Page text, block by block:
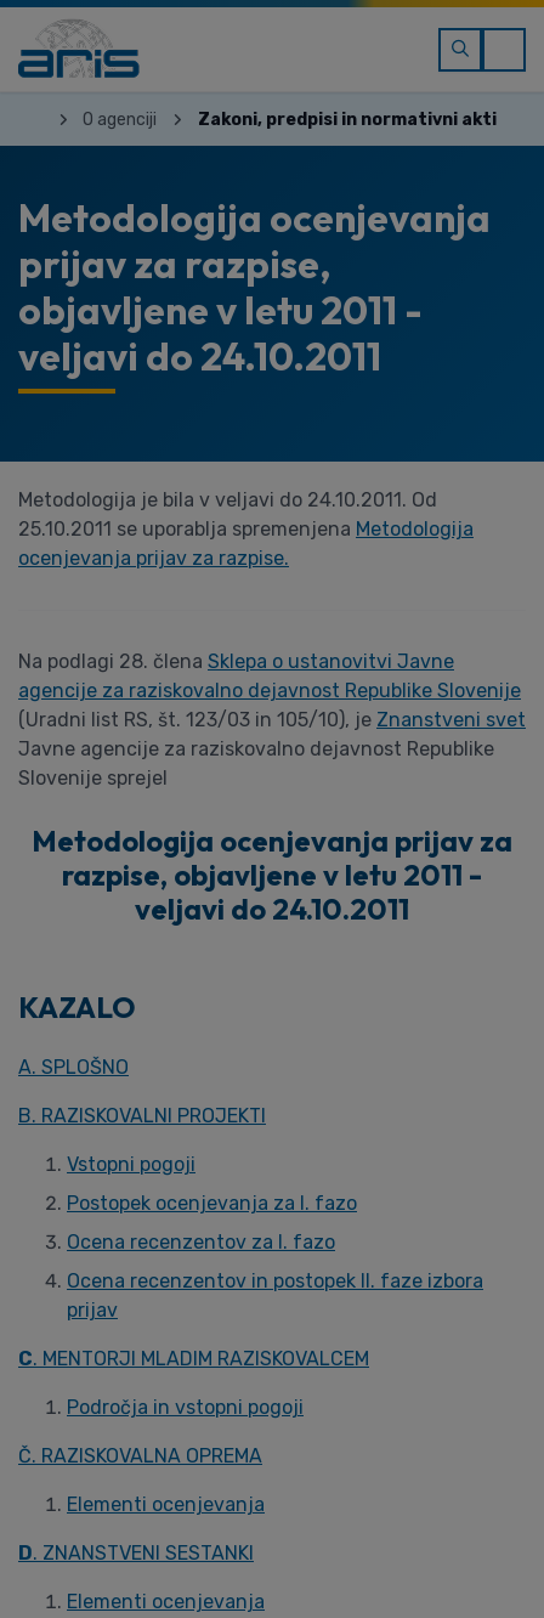
O agenciji Zakoni, predpisi in normativni akti
Metodologija ocenjevanja
prijav za razpise,
objavljene v letu 2011 -
veljavi do 24.10.2011
Metodologija je bila v veljavi do 24.10.2011. Od
25.10.2011 se uporablja spremenjena Metodologija
ocenjevanja prijav za razpise.
Na podlagi 28. člena Sklepa o ustanovitvi Javne
agencije za raziskovalno dejavnost Republike Slovenije
(Uradni list RS, št. 123/03 in 105/10), je Znanstveni svet
Javne agencije za raziskovalno dejavnost Republike
Slovenije sprejel
Metodologija ocenjevanja prijav za
razpise, objavljene v letu 2011 -
veljavi do 24.10.2011
KAZALO
A. SPLOŠNO
B. RAZISKOVALNI PROJEKTI
Vstopni pogoji
Postopek ocenjevanja za I. fazo
Ocena recenzentov za I. fazo
Ocena recenzentov in postopek II. faze izbora
prijav
C. MENTORJI MLADIM RAZISKOVALCEM
Področja in vstopni pogoji
Č. RAZISKOVALNA OPREMA
Elementi ocenjevanja
D. ZNANSTVENI SESTANKI
Elementi ocenjevanja